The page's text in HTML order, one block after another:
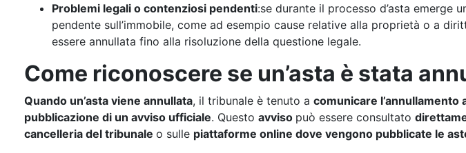
Problemi legali o contenziosi pendenti:se durante il processo d’asta emerge
pendente sull’immobile, come ad esempio cause relative alla proprietà o a
essere annullata fino alla risoluzione della questione legale.
Come riconoscere se un’asta è stata
Quando un’asta viene annullata, il tribunale è tenuto a comunicare l’annullamento
pubblicazione di un avviso ufficiale. Questo avviso può essere consultato
cancelleria del tribunale o sulle piattaforme online dove vengono pubblicate le